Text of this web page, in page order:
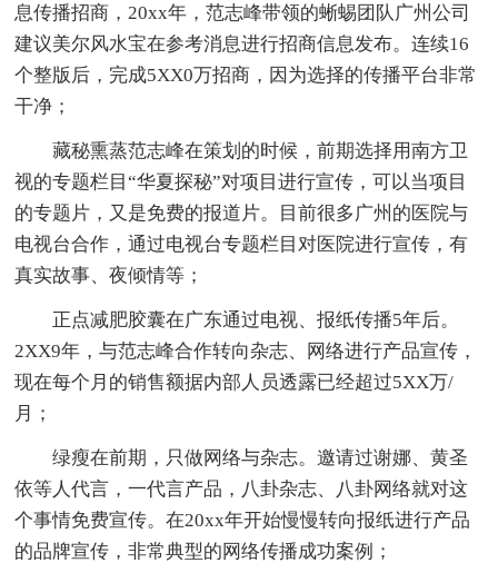
息传播招商，20xx年，范志峰带领的蜥蜴团队广州公司
建议美尔风水宝在参考消息进行招商信息发布。连续16
个整版后，完成5XX0万招商，因为选择的传播平台非常
干净；
藏秘熏蒸范志峰在策划的时候，前期选择用南方卫
视的专题栏目“华夏探秘”对项目进行宣传，可以当项目
的专题片，又是免费的报道片。目前很多广州的医院与
电视台合作，通过电视台专题栏目对医院进行宣传，有
真实故事、夜倾情等；
正点减肥胶囊在广东通过电视、报纸传播5年后。
2XX9年，与范志峰合作转向杂志、网络进行产品宣传，
现在每个月的销售额据内部人员透露已经超过5XX万/
月；
绿瘦在前期，只做网络与杂志。邀请过谢娜、黄圣
依等人代言，一代言产品，八卦杂志、八卦网络就对这
个事情免费宣传。在20xx年开始慢慢转向报纸进行产品
的品牌宣传，非常典型的网络传播成功案例；